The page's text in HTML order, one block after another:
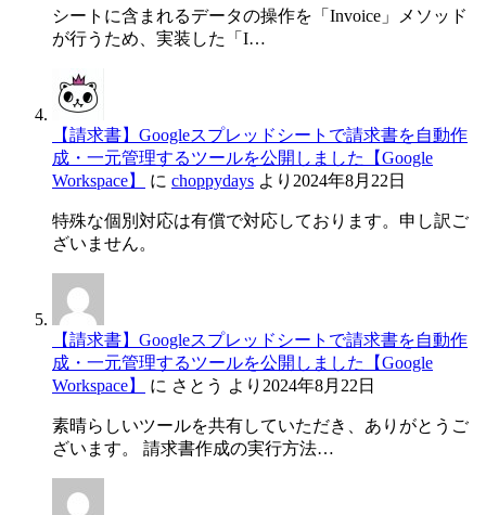
シートに含まれるデータの操作を「Invoice」メソッド
が行うため、実装した「I…
【請求書】Googleスプレッドシートで請求書を自動作
成・一元管理するツールを公開しました【Google
Workspace】
に choppydays より 2024年8月22日
特殊な個別対応は有償で対応しております。申し訳ご
ざいません。
【請求書】Googleスプレッドシートで請求書を自動作
成・一元管理するツールを公開しました【Google
Workspace】
に さとう より 2024年8月22日
素晴らしいツールを共有していただき、ありがとうご
ざいます。 請求書作成の実行方法…